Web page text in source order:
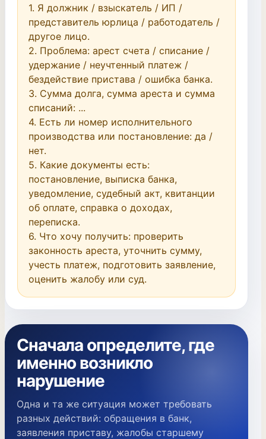
1. Я должник / взыскатель / ИП /
представитель юрлица / работодатель /
другое лицо.
2. Проблема: арест счета / списание /
удержание / неучтенный платеж /
бездействие пристава / ошибка банка.
3. Сумма долга, сумма ареста и сумма
списаний: ...
4. Есть ли номер исполнительного
производства или постановление: да /
нет.
5. Какие документы есть:
постановление, выписка банка,
уведомление, судебный акт, квитанции
об оплате, справка о доходах,
переписка.
6. Что хочу получить: проверить
законность ареста, уточнить сумму,
учесть платеж, подготовить заявление,
оценить жалобу или суд.
Сначала определите, где
именно возникло
нарушение
Одна и та же ситуация может требовать
разных действий: обращения в банк,
заявления приставу, жалобы старшему